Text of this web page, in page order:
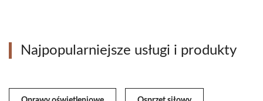
Najpopularniejsze usługi i produkty